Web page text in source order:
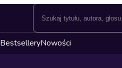
BestselleryNowości